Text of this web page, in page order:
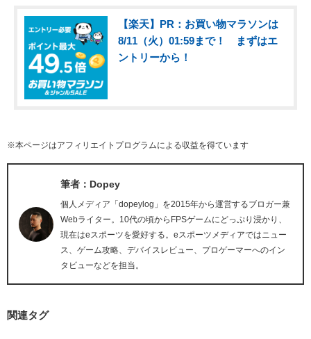
【楽天】PR：お買い物マラソンは
8/11（火）01:59まで！ まずはエ
ントリーから！
※本ページはアフィリエイトプログラムによる収益を得ています
筆者：Dopey
個人メディア「dopeylog」を2015年から運営するブロガー兼
Webライター。10代の頃からFPSゲームにどっぷり浸かり、
現在はeスポーツを愛好する。eスポーツメディアではニュー
ス、ゲーム攻略、デバイスレビュー、プロゲーマーへのイン
タビューなどを担当。
関連タグ